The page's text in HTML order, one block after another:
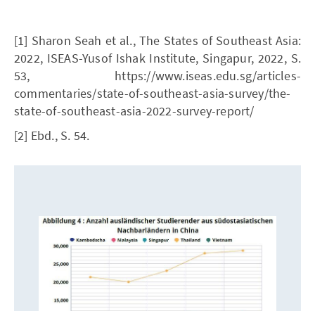
[1] Sharon Seah et al., The States of Southeast Asia:
2022, ISEAS-Yusof Ishak Institute, Singapur, 2022, S.
53, https://www.iseas.edu.sg/articles-
commentaries/state-of-southeast-asia-survey/the-
state-of-southeast-asia-2022-survey-report/
[2] Ebd., S. 54.